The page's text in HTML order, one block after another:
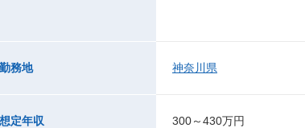
勤務地 神奈川県
想定年収 300～430万円